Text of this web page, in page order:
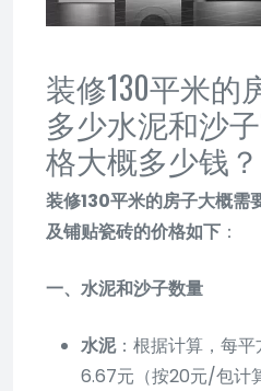
装修130平米的
多少水泥和沙
格大概多少钱？
装修130平米的房子大概需
及铺贴瓷砖的价格如下 ：
一、水泥和沙子数量
水泥：根据计算，每
6.67元（按20元/包计